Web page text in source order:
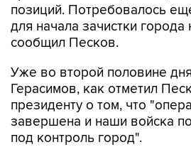
позиций. Потребовалось
для начала зачистки
сообщил Песков.
Уже во второй половине
Герасимов, как отметил
президенту о том, что
завершена и наши войска
под контроль город".